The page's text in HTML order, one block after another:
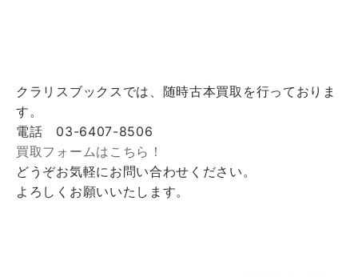
クラリスブックスでは、随時古本買取を行っておりま
す。
電話 03-6407-8506
買取フォームはこちら！
どうぞお気軽にお問い合わせください。
よろしくお願いいたします。